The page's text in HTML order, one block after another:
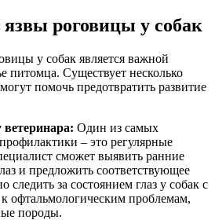
роговицы у собак
у собак является важной
питомца. Существует несколько
помочь предотвратить развитие
Один из самых
– это регулярные
сможет выявить ранние
и предложить соответствующее
за состоянием глаз у собак с
офтальмологическим проблемам,
породы.